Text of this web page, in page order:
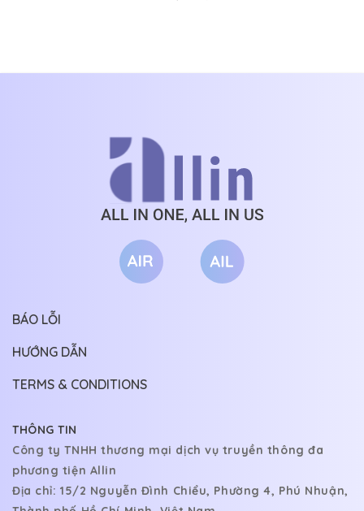
THÔNG TIN
Công ty TNHH thương mại dịch vụ truyền thông đa
phương tiện Allin
Địa chỉ: 15/2 Nguyễn Đình Chiểu, Phường 4, Phú Nhuận,
BÁO LỖI
HƯỚNG DẪN
TERMS & CONDITIONS